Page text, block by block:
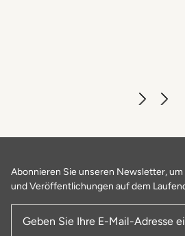
Veranstaltungsräume
Abonnieren Sie unseren Newsletter,
und Veröffentlichungen auf dem
E-